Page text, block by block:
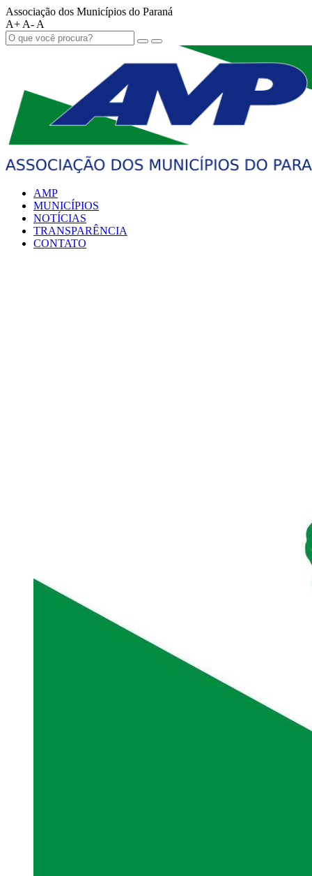
Associação dos Municípios do Paraná
A+ A- A
AMP
MUNICÍPIOS
NOTÍCIAS
TRANSPARÊNCIA
CONTATO